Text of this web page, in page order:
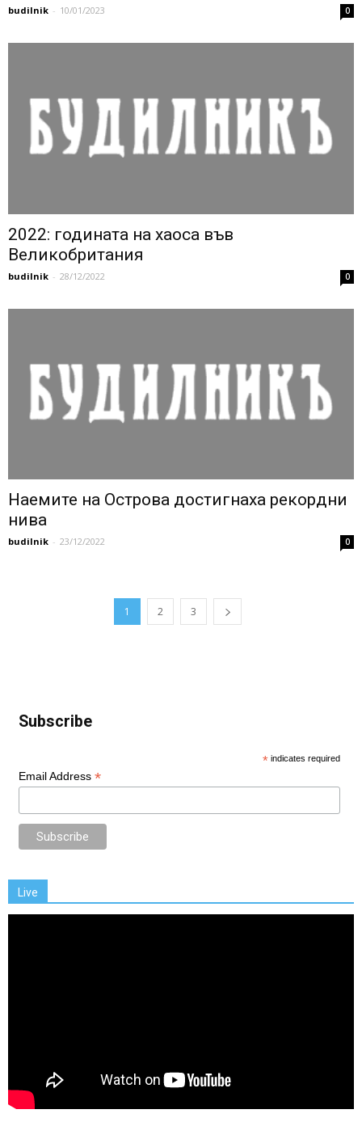
budilnik - 10/01/2023 0
2022: годината на хаоса във
Великобритания
budilnik - 28/12/2022 0
Наемите на Острова достигнаха рекордни
нива
budilnik - 23/12/2022 0
1 2 3
Subscribe
* indicates required
Email Address *
Live